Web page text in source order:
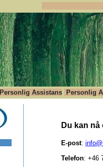
Personlig Assistans Personlig
Du kan nå
E-post:
Telefon: +46